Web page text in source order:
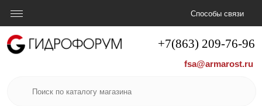
+7(863) 209-76-96
fsa@armarost.ru
Способы связи